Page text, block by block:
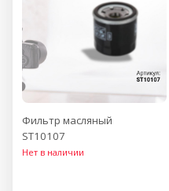
Фильтр масляный
ST10107
Нет в наличии